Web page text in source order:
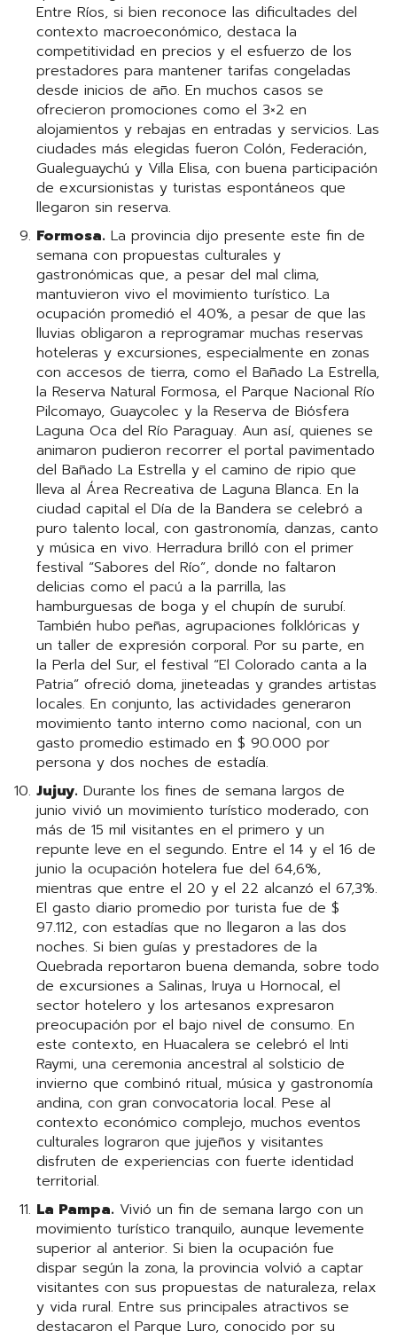
Entre Ríos, si bien reconoce las dificultades del
contexto macroeconómico, destaca la
competitividad en precios y el esfuerzo de los
prestadores para mantener tarifas congeladas
desde inicios de año. En muchos casos se
ofrecieron promociones como el 3×2 en
alojamientos y rebajas en entradas y servicios. Las
ciudades más elegidas fueron Colón, Federación,
Gualeguaychú y Villa Elisa, con buena participación
de excursionistas y turistas espontáneos que
llegaron sin reserva.
Formosa. La provincia dijo presente este fin de
semana con propuestas culturales y
gastronómicas que, a pesar del mal clima,
mantuvieron vivo el movimiento turístico. La
ocupación promedió el 40%, a pesar de que las
lluvias obligaron a reprogramar muchas reservas
hoteleras y excursiones, especialmente en zonas
con accesos de tierra, como el Bañado La Estrella,
la Reserva Natural Formosa, el Parque Nacional Río
Pilcomayo, Guaycolec y la Reserva de Biósfera
Laguna Oca del Río Paraguay. Aun así, quienes se
animaron pudieron recorrer el portal pavimentado
del Bañado La Estrella y el camino de ripio que
lleva al Área Recreativa de Laguna Blanca. En la
ciudad capital el Día de la Bandera se celebró a
puro talento local, con gastronomía, danzas, canto
y música en vivo. Herradura brilló con el primer
festival “Sabores del Río”, donde no faltaron
delicias como el pacú a la parrilla, las
hamburguesas de boga y el chupín de surubí.
También hubo peñas, agrupaciones folklóricas y
un taller de expresión corporal. Por su parte, en
la Perla del Sur, el festival “El Colorado canta a la
Patria” ofreció doma, jineteadas y grandes artistas
locales. En conjunto, las actividades generaron
movimiento tanto interno como nacional, con un
gasto promedio estimado en $ 90.000 por
persona y dos noches de estadía.
Jujuy. Durante los fines de semana largos de
junio vivió un movimiento turístico moderado, con
más de 15 mil visitantes en el primero y un
repunte leve en el segundo. Entre el 14 y el 16 de
junio la ocupación hotelera fue del 64,6%,
mientras que entre el 20 y el 22 alcanzó el 67,3%.
El gasto diario promedio por turista fue de $
97.112, con estadías que no llegaron a las dos
noches. Si bien guías y prestadores de la
Quebrada reportaron buena demanda, sobre todo
de excursiones a Salinas, Iruya u Hornocal, el
sector hotelero y los artesanos expresaron
preocupación por el bajo nivel de consumo. En
este contexto, en Huacalera se celebró el Inti
Raymi, una ceremonia ancestral al solsticio de
invierno que combinó ritual, música y gastronomía
andina, con gran convocatoria local. Pese al
contexto económico complejo, muchos eventos
culturales lograron que jujeños y visitantes
disfruten de experiencias con fuerte identidad
territorial.
La Pampa. Vivió un fin de semana largo con un
movimiento turístico tranquilo, aunque levemente
superior al anterior. Si bien la ocupación fue
dispar según la zona, la provincia volvió a captar
visitantes con sus propuestas de naturaleza, relax
y vida rural. Entre sus principales atractivos se
destacaron el Parque Luro, conocido por su